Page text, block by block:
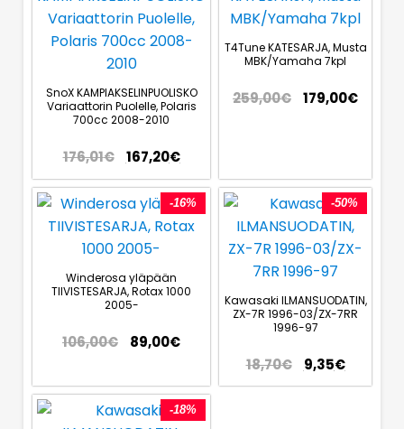
SnoX KAMPIAKSELINPUOLISKO
Variaattorin Puolelle, Polaris
700cc 2008-2010
176,01€ 167,20€
T4Tune KATESARJA, Musta
MBK/Yamaha 7kpl
259,00€ 179,00€
-16%
Winderosa yläpään
TIIVISTESARJA, Rotax 1000
2005-
106,00€ 89,00€
-50%
Kawasaki ILMANSUODATIN,
ZX-7R 1996-03/ZX-7RR
1996-97
18,70€ 9,35€
-18%